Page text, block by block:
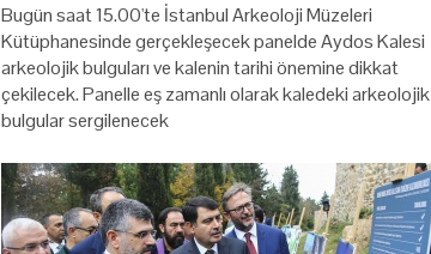
Bugün saat 15.00'te İstanbul Arkeoloji Müzeleri
Kütüphanesinde gerçekleşecek panelde Aydos Kalesi
arkeolojik bulguları ve kalenin tarihi önemine dikkat
çekilecek. Panelle eş zamanlı olarak kaledeki arkeolojik
bulgular sergilenecek